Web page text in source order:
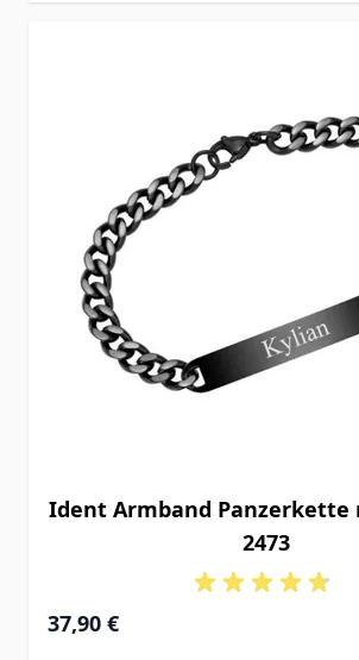
Ident Armband Panzerkette
2473
37,90 €